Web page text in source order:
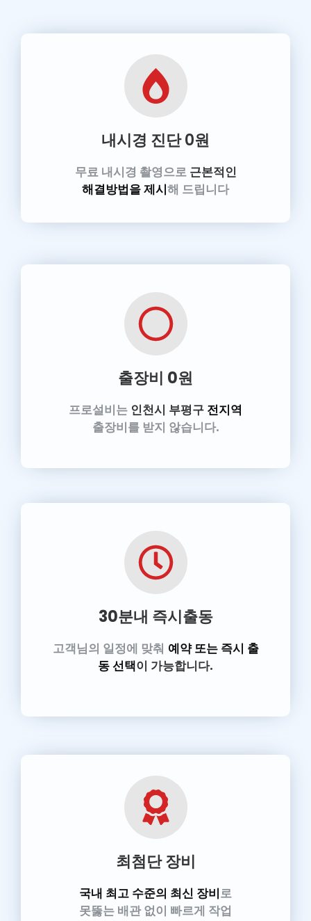
내시경 진단0원
무료 내시경 촬영으로 근본적인
해결방법을 제시해 드립니다
출장비 0원
프로설비는 인천시 부평구 전지역
출장비를 받지 않습니다.
30분내 즉시출동
고객님의 일정에 맞춰 예약 또는 즉시 출
동 선택이 가능합니다.
최첨단 장비
국내 최고 수준의 최신 장비로
못뚫는 배관 없이 빠르게 작업